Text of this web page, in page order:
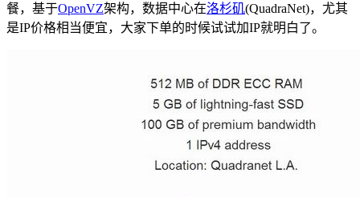
餐，基于OpenVZ架构，数据中心在洛杉矶(QuadraNet)，尤其
是IP价格相当便宜，大家下单的时候试试加IP就明白了。